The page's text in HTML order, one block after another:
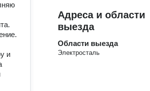
и
Адреса и области
выезда
Области выезда
Электросталь